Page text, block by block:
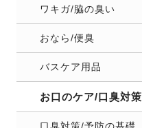
ワキガ/脇の臭い
おなら/便臭
バスケア用品
お口のケア/口臭対策